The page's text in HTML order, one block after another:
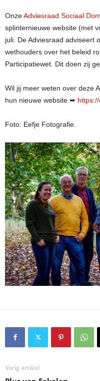
OnzeAdviesraad Sociaal
splinternieuwe website (met
juli. De Adviesraad adviseert
wethouders over het beleid
Participatiewet. Dit doen zij
Wil jij meer weten over deze
hun nieuwe website ➥
Foto: Eefje Fotografie.
Vorig artikel